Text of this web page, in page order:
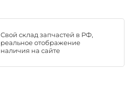
Свой склад запчастей в РФ,
реальное отображение
наличия на сайте